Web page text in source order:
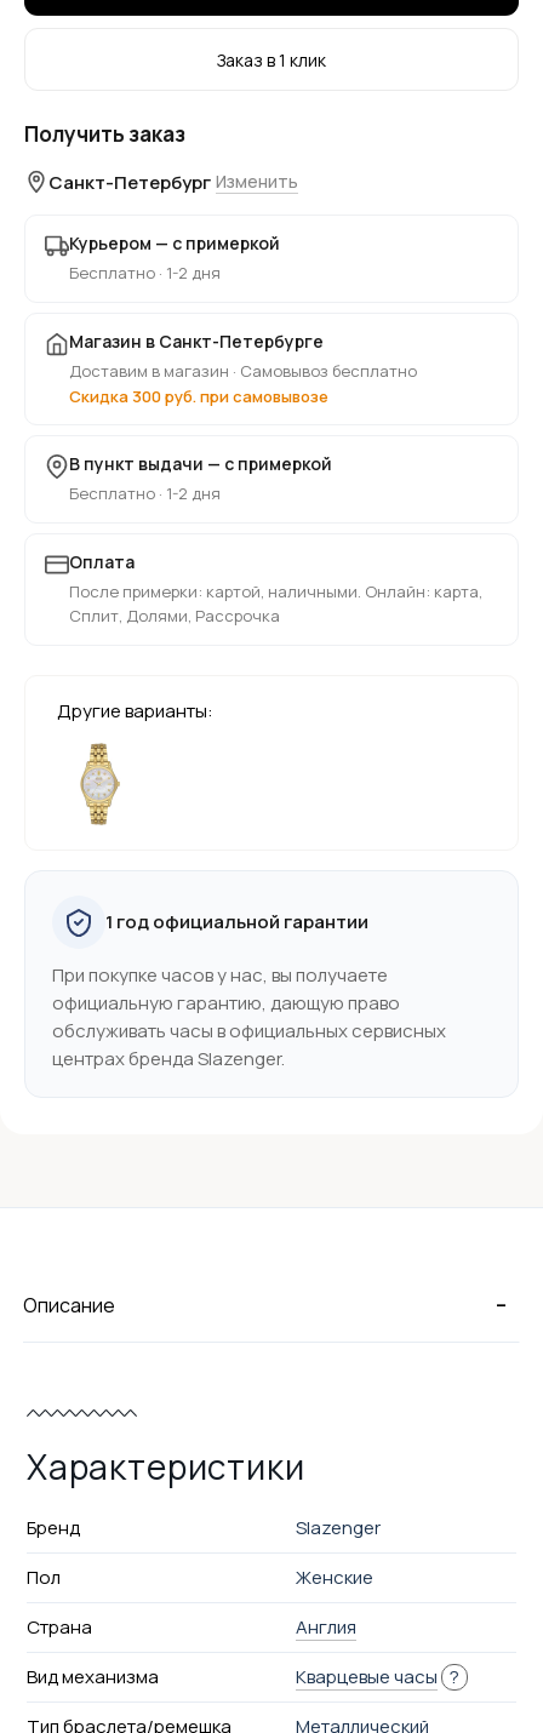
Заказ в 1 клик
Получить заказ
Санкт-Петербург Изменить
Курьером — с примеркой
Бесплатно · 1-2 дня
Магазин в Санкт-Петербурге
Доставим в магазин · Самовывоз бесплатно
Скидка 300 руб. при самовывозе
В пункт выдачи — с примеркой
Бесплатно · 1-2 дня
Оплата
После примерки: картой, наличными. Онлайн: карта,
Сплит, Долями, Рассрочка
Другие варианты:
1 год официальной гарантии
При покупке часов у нас, вы получаете
официальную гарантию, дающую право
обслуживать часы в официальных сервисных
центрах бренда Slazenger.
-
Описание
Характеристики
Бренд
Slazenger
Пол
Женские
Страна
Англия
Вид механизма
Кварцевые часы ?
Тип браслета/ремешка
Металлический